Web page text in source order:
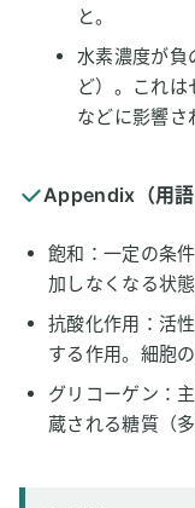
と。
水素濃度が負
ど）。これ
などに影響さ
Appendix（用語
飽和：一定の条
加しなくなる状態
抗酸化作用：活
する作用。細胞
グリコーゲン：
蔵される糖質（